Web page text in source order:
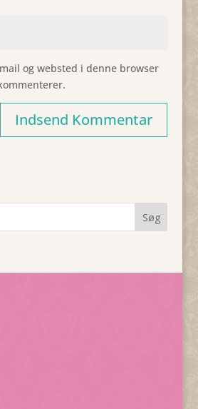
og websted i denne browser